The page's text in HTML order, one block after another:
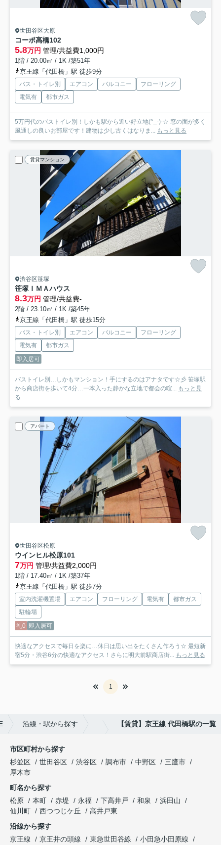
世田谷区大原
コーポ高橋102
5.8万円 管理/共益費1,000円
1階 / 20.00㎡ / 1K /築51年
京王線「代田橋」駅 徒歩9分
バス・トイレ別 エアコン バルコニー
フローリング
電気有
都市ガス
5万円代のバストイレ別！しかも駅から近い好立地(^_-)-☆ 窓の面が多く
風通しの良いお部屋です！建物は少し古くはなりま... もっと見る
賃貸マンション
渋谷区笹塚
笹塚ＩＭＡハウス
8.3万円 管理/共益費-
2階 / 23.10㎡ / 1K /築45年
京王線「代田橋」駅 徒歩15分
バス・トイレ別 エアコン バルコニー
フローリング
電気有
都市ガス
即入居可
バストイレ別…しかもマンション！手にするのはアナタです☆彡 笹塚駅
から商店街を歩いて4分…一本入った静かな立地で都会の喧... もっと見
る
アパート
世田谷区松原
ウインヒル松原101
7万円 管理/共益費2,000円
1階 / 17.40㎡ / 1K /築37年
京王線「代田橋」駅 徒歩7分
室内洗濯機置場 エアコン フローリング 電気有
都市ガス
駐輪場
礼0 即入居可
快適なアクセスで毎日を楽に…休日は思い出をたくさん作ろう☆ 最短新
宿5分・渋谷6分の快適なアクセス！さらに明大前駅商店街... もっと見る
1
沿線・駅から探す 【賃貸】京王線 代田橋駅の一覧
市区町村から探す
杉並区
世田谷区 渋谷区 調布市 中野区
三鷹市
厚木市
町名から探す
松原
本町 赤堤 永福 下高井戸 和泉
浜田山
仙川町
西つつじケ丘
高井戸東
沿線から探す
京王線
京王井の頭線 東急世田谷線
小田急小田原線